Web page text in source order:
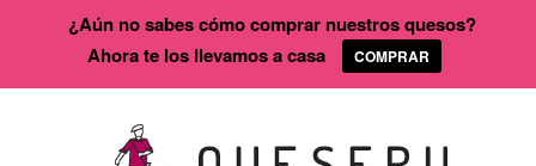
¿Aún no sabes cómo comprar nuestros quesos?
Ahora te los llevamos a casa
COMPRAR